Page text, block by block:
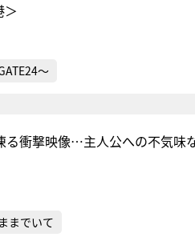
＞
～
る衝撃映像…主人公への不気味
までいて